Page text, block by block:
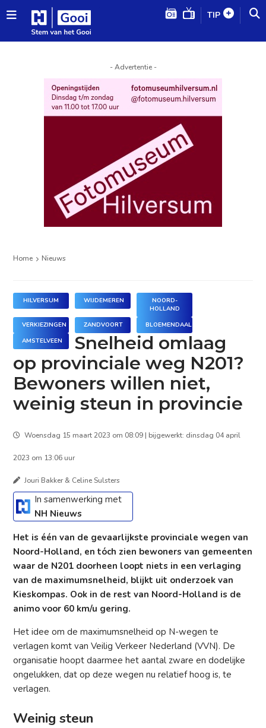
TIP
- Advertentie -
Home Nieuws
HILVERSUM WIJDEMEREN
NOORD-
HOLLAND
VERKIEZINGEN
ZANDVOORT
BLOEMENDAAL
AMSTELVEEN
Snelheid omlaag
op provinciale weg N201?
Bewoners willen niet,
weinig steun in provincie
Woensdag 15 maart 2023 om 08:09 | bijgewerkt: dinsdag 04 april
2023 om 13:06 uur
Jouri Bakker & Celine Sulsters
In samenwerking met
NH Nieuws
Het is één van de gevaarlijkste provinciale wegen van
Noord-Holland, en tóch zien bewoners van gemeenten
waar de N201 doorheen loopt niets in een verlaging
van de maximumsnelheid, blijkt uit onderzoek van
Kieskompas. Ook in de rest van Noord-Holland is de
animo voor 60 km/u gering.
Het idee om de maximumsnelheid op N-wegen te
verlagen komt van Veilig Verkeer Nederland (VVN). De
organisatie hoopt daarmee het aantal zware en dodelijke
ongelukken, dat op deze wegen nu relatief hoog is, te
verlagen.
Weinig steun